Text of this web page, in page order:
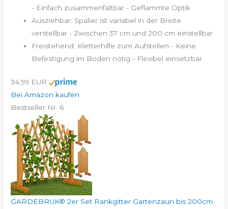
- Einfach zusammenfaltbar - Geflammte Optik
Ausziehbar: Spalier ist variabel in der Breite
verstellbar - Zwischen 37 cm und 200 cm einstellbar
Freistehend: Kletterhilfe zum Aufstellen - Keine
Befestigung im Boden nötig - Flexibel einsetzbar
34,99 EUR
Bei Amazon kaufen
Bestseller Nr. 6
GARDEBRUK® 2er Set Rankgitter Gartenzaun bis 200cm